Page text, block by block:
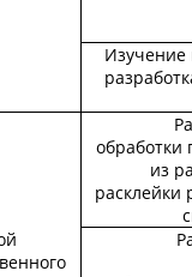
Изучение
обработки
из
расклейки